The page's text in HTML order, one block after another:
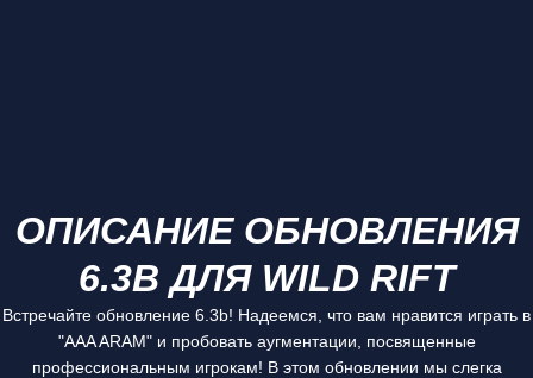
ОПИСАНИЕ ОБНОВЛЕНИЯ
6.3B ДЛЯ WILD RIFT
Встречайте обновление 6.3b! Надеемся, что вам нравится играть в
"AAA ARAM" и пробовать аугментации, посвященные
профессиональным игрокам! В этом обновлении мы слегка